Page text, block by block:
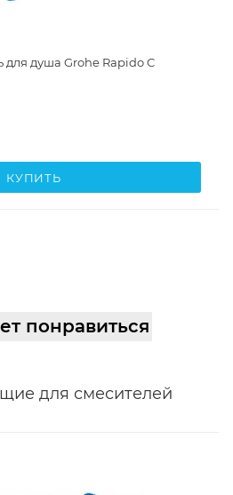
для душа Grohe Rapido C
КУПИТЬ
понравиться
для смесителей